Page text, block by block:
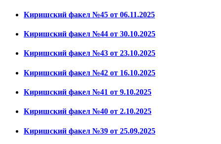
Киришский факел №45 от 06.11.2025
Киришский факел №44 от 30.10.2025
Киришский факел №43 от 23.10.2025
Киришский факел №42 от 16.10.2025
Киришский факел №41 от 9.10.2025
Киришский факел №40 от 2.10.2025
Киришский факел №39 от 25.09.2025